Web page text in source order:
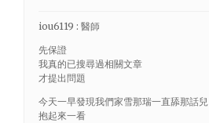
iou6119 : 醫師
先保證
我真的已搜尋過相關文章
才提出問題
今天一早發現我們家雪那瑞一直舔那話兒
抱起來一看